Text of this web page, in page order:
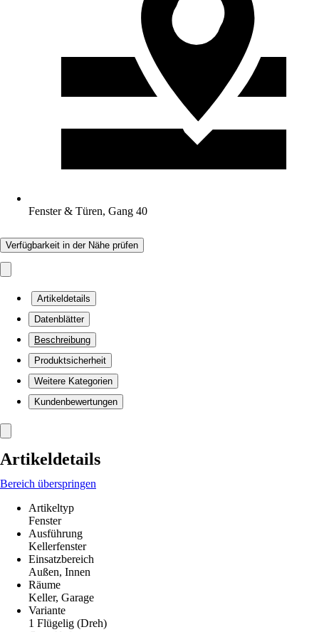
Fenster & Türen, Gang 40
Verfügbarkeit in der Nähe prüfen
Artikeldetails
Datenblätter
Beschreibung
Produktsicherheit
Weitere Kategorien
Kundenbewertungen
Artikeldetails
Bereich überspringen
Artikeltyp
Fenster
Ausführung
Kellerfenster
Einsatzbereich
Außen, Innen
Räume
Keller, Garage
Variante
1 Flügelig (Dreh)